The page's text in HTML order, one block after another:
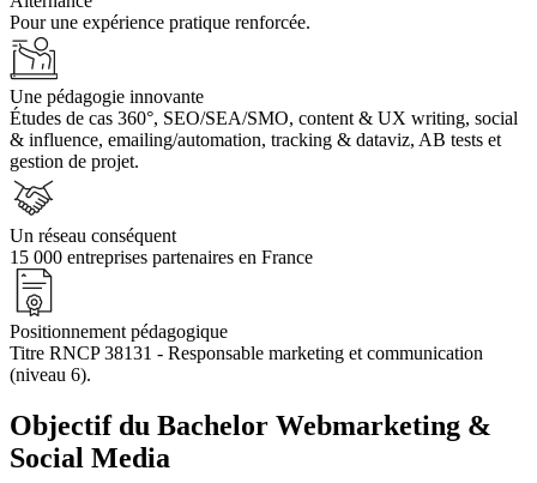
Pour une expérience pratique renforcée.
Une pédagogie innovante
Études de cas 360°, SEO/SEA/SMO, content & UX writing, social
& influence, emailing/automation, tracking & dataviz, AB tests et
gestion de projet.
Un réseau conséquent
15 000 entreprises partenaires en France
Positionnement pédagogique
Titre RNCP 38131 - Responsable marketing et communication
(niveau 6).
Objectif du Bachelor Webmarketing &
Social Media